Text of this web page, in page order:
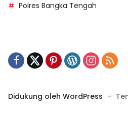
Polres Bangka Tengah
https://kecsitim.sitarokab.go.id/
Didukung oleh WordPress -